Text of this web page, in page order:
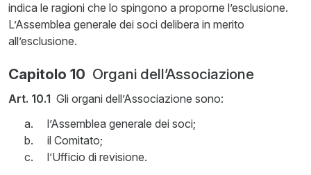
indica le ragioni che lo spingono a proporne l’esclusione.
L’Assemblea generale dei soci delibera in merito
all’esclusione.
Capitolo 10 Organi dell’Associazione
Art. 10.1 Gli organi dell’Associazione sono:
l’Assemblea generale dei soci;
il Comitato;
l’Ufficio di revisione.